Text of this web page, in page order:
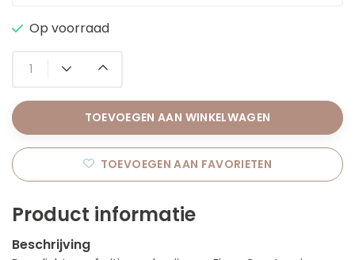
Op voorraad
TOEVOEGEN AAN WINKELWAGEN
TOEVOEGEN AAN FAVORIETEN
Product informatie
Beschrijving